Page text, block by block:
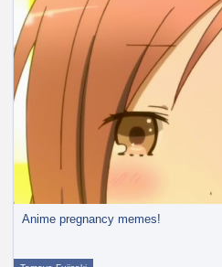
Anime pregnancy memes!